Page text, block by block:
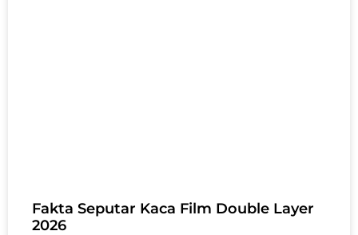
Fakta Seputar Kaca Film Double Layer
2026